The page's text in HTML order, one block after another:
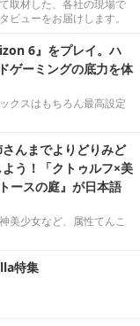
取材した、各社の現場で
ビューをお届けします。
6』をプレイ。ハ
ゲーミングの底力を体
クスはもちろん最高設定
んまでよりどりみど
う！「クトゥルフ×美
ースの庭』が日本語
美少女など、属性てんこ
特集